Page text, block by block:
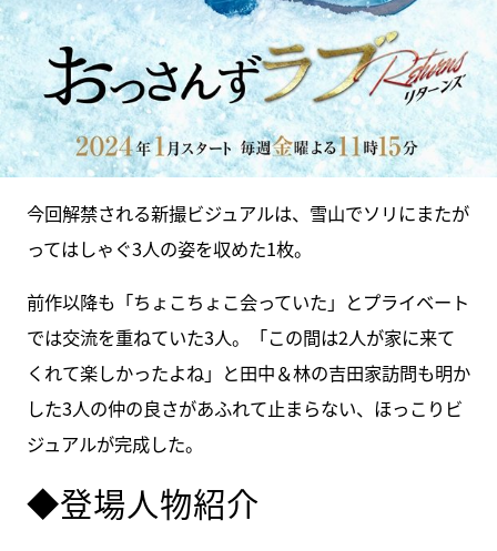
今回解禁される新撮ビジュアルは、雪山でソリにまたが
ってはしゃぐ3人の姿を収めた1枚。
前作以降も「ちょこちょこ会っていた」とプライベート
では交流を重ねていた3人。「この間は2人が家に来て
くれて楽しかったよね」と田中＆林の吉田家訪問も明か
した3人の仲の良さがあふれて止まらない、ほっこりビ
ジュアルが完成した。
◆登場人物紹介